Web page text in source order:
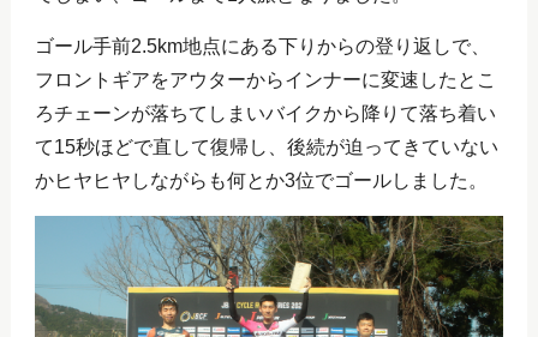
ゴール手前2.5km地点にある下りからの登り返しで、
フロントギアをアウターからインナーに変速したとこ
ろチェーンが落ちてしまいバイクから降りて落ち着い
て15秒ほどで直して復帰し、後続が迫ってきていない
かヒヤヒヤしながらも何とか3位でゴールしました。